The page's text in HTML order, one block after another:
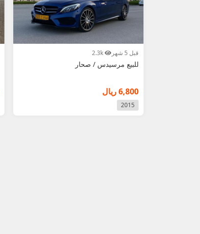
قبل 5 شهر
للبيع مرسيدس / صحار
6,800 ريال
2015